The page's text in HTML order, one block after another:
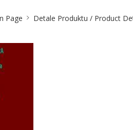
Page Detale Produktu / Product